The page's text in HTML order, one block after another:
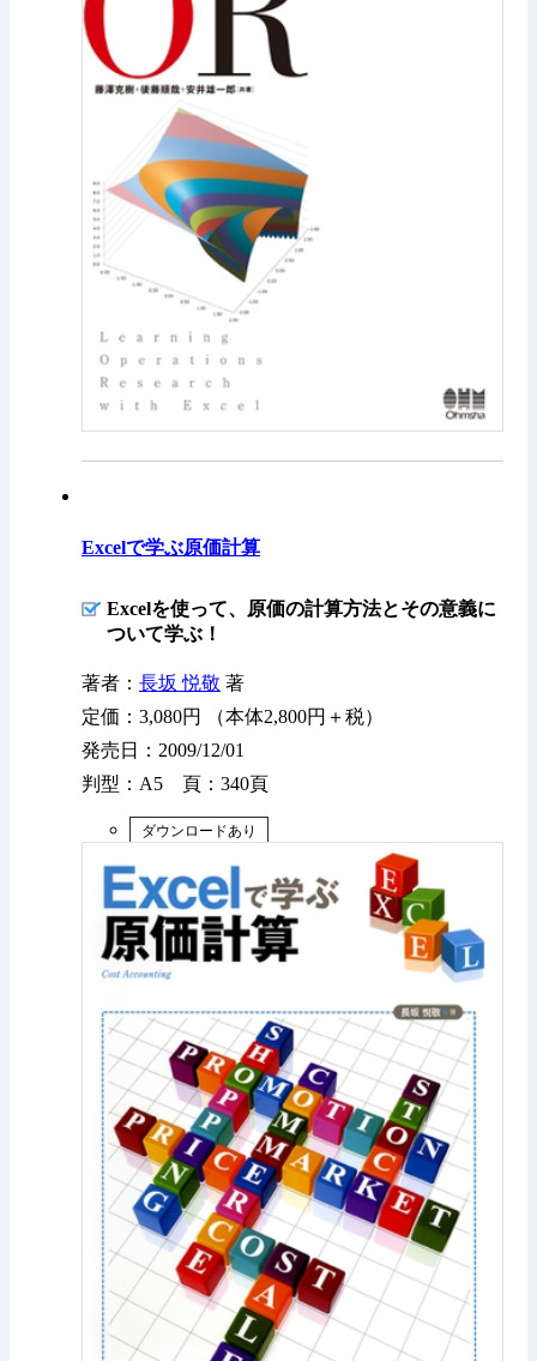
Excelで学ぶ原価計算
Excelを使って、原価の計算方法とその意義に
ついて学ぶ！
著者： 長坂 悦敬 著
定価：3,080円 （本体2,800円＋税）
発売日：2009/12/01
判型：A5 頁：340頁
ダウンロードあり